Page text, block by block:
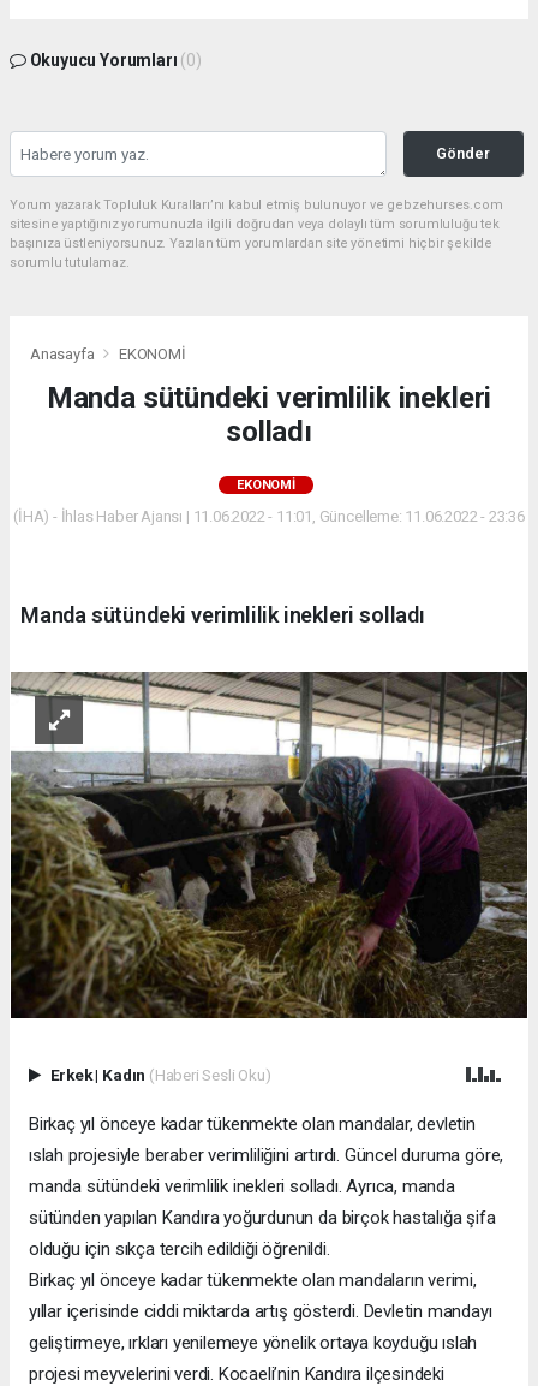
Okuyucu Yorumları (0)
Gönder
Yorum yazarak Topluluk Kuralları’nı kabul etmiş bulunuyor ve gebzehurses.com
sitesine yaptığınız yorumunuzla ilgili doğrudan veya dolaylı tüm sorumluluğu tek
başınıza üstleniyorsunuz. Yazılan tüm yorumlardan site yönetimi hiçbir şekilde
sorumlu tutulamaz.
Anasayfa EKONOMİ
Manda sütündeki verimlilik inekleri
solladı
EKONOMİ
(İHA) - İhlas Haber Ajansı | 11.06.2022 - 11:01, Güncelleme: 11.06.2022 - 23:36
Manda sütündeki verimlilik inekleri solladı
Erkek| Kadın (Haberi Sesli Oku)
Birkaç yıl önceye kadar tükenmekte olan mandalar, devletin
ıslah projesiyle beraber verimliliğini artırdı. Güncel duruma göre,
manda sütündeki verimlilik inekleri solladı. Ayrıca, manda
sütünden yapılan Kandıra yoğurdunun da birçok hastalığa şifa
olduğu için sıkça tercih edildiği öğrenildi.
Birkaç yıl önceye kadar tükenmekte olan mandaların verimi,
yıllar içerisinde ciddi miktarda artış gösterdi. Devletin mandayı
geliştirmeye, ırkları yenilemeye yönelik ortaya koyduğu ıslah
projesi meyvelerini verdi. Kocaeli’nin Kandıra ilçesindeki